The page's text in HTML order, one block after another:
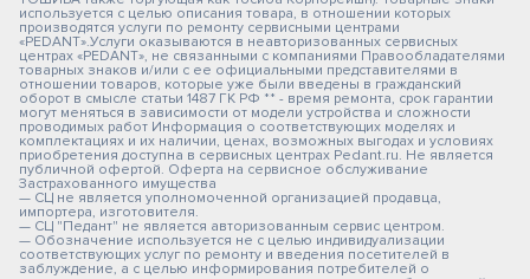
используется с целью описания товара, в отношении которых
производятся услуги по ремонту сервисными центрами
«PEDANT».Услуги оказываются в неавторизованных сервисных
центрах «PEDANT», не связанными с компаниями Правообладателями
товарных знаков и/или с ее официальными представителями в
отношении товаров, которые уже были введены в гражданский
оборот в смысле статьи 1487 ГК РФ ** - время ремонта, срок гарантии
могут меняться в зависимости от модели устройства и сложности
проводимых работ Информация о соответствующих моделях и
комплектациях и их наличии, ценах, возможных выгодах и условиях
приобретения доступна в сервисных центрах Pedant.ru. Не является
публичной офертой. Оферта на сервисное обслуживание
Застрахованного имущества
— СЦ не является уполномоченной организацией продавца,
импортера, изготовителя.
— СЦ "Педант" не является авторизованным сервис центром.
— Обозначение используется не с целью индивидуализации
соответствующих услуг по ремонту и введения посетителей в
заблуждение, а с целью информирования потребителей о